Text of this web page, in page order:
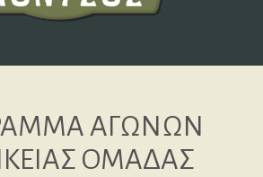
ΑΓΩΝΩΝ
ΟΜΑΔΑΣ